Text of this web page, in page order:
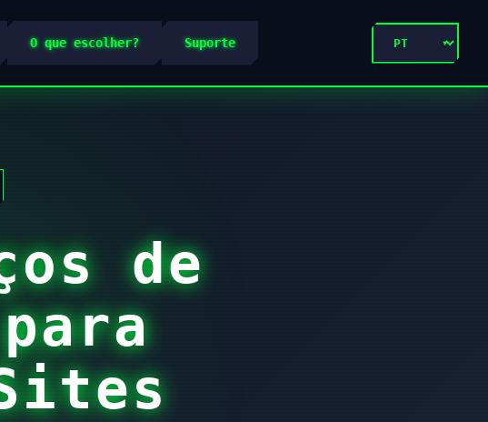
O que escolher? Suporte
de